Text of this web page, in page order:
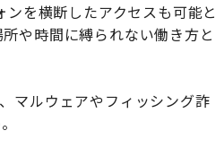
を横断したアクセスも可能と
や時間に縛られない働き方と
マルウェアやフィッシング詐